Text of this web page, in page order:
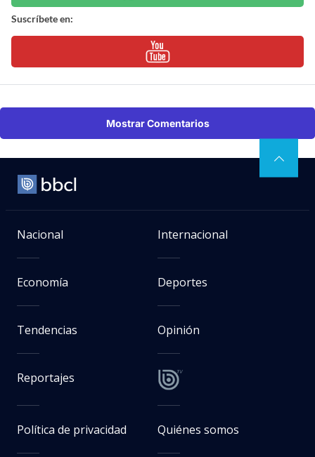
Suscríbete en:
Mostrar Comentarios
Nacional Internacional
Economía Deportes
Tendencias Opinión
Reportajes
Política de privacidad Quiénes somos